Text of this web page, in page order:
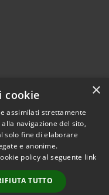
© 2026 • Città di
Maida • Powered by
Municipium•
Admin
×
cookie
assimilati strettamente
navigazione del sito,
solo fine di elaborare
e anonime.
policy al seguente link
TUTTO